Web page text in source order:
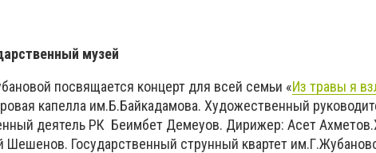
музей
посвящается концерт для всей семьи «Из травы я
капелла им.Б.Байкадамова. Художественный
деятель РК Беимбет Демеуов. Дирижер: Асет
Шешенов. Государственный струнный квартет